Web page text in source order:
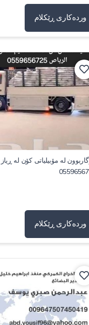
وردەکاری ڕێکلام
لە مۆبیلیاتی کۆن لە ڕیاز
وردەکاری ڕێکلام